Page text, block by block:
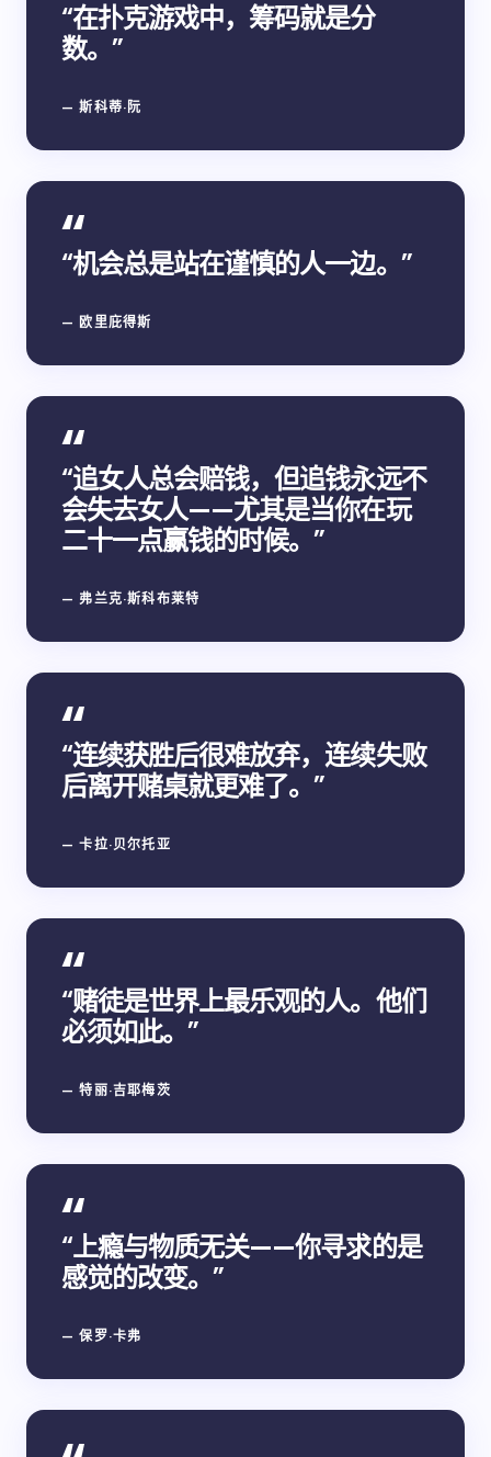
“在扑克游戏中，筹码就是分
数。”
— 斯科蒂·阮
“机会总是站在谨慎的人一边。”
— 欧里庇得斯
“追女人总会赔钱，但追钱永远不
会失去女人——尤其是当你在玩
二十一点赢钱的时候。”
— 弗兰克·斯科布莱特
“连续获胜后很难放弃，连续失败
后离开赌桌就更难了。”
— 卡拉·贝尔托亚
“赌徒是世界上最乐观的人。他们
必须如此。”
— 特丽·吉耶梅茨
“上瘾与物质无关——你寻求的是
感觉的改变。”
— 保罗·卡弗